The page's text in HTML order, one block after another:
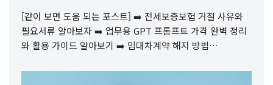
[같이 보면 도움 되는 포스트] ➡️ 전세보증보험 거절 사유와
필요서류 알아보자 ➡️ 업무용 GPT 프롬프트 가격 완벽 정리
와 활용 가이드 알아보기 ➡️ 임대차계약 해지 방법…